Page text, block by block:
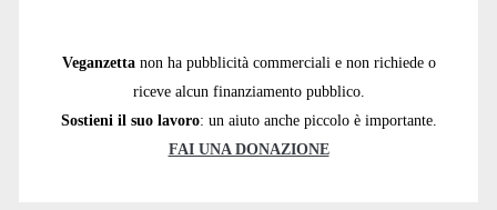
Veganzetta non ha pubblicità commerciali e non richiede o
riceve alcun finanziamento pubblico.
Sostieni il suo lavoro: un aiuto anche piccolo è importante.
FAI UNA DONAZIONE